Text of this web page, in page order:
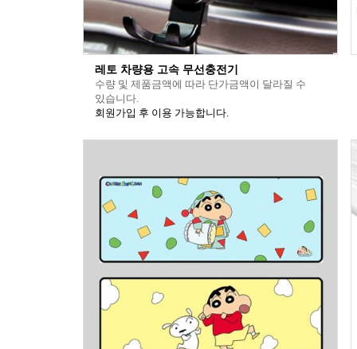
레토 차량용 고속 무선충전기
수량 및 제품금액에 따라 단가금액이 달라질 수
있습니다.
회원가입 후 이용 가능합니다.